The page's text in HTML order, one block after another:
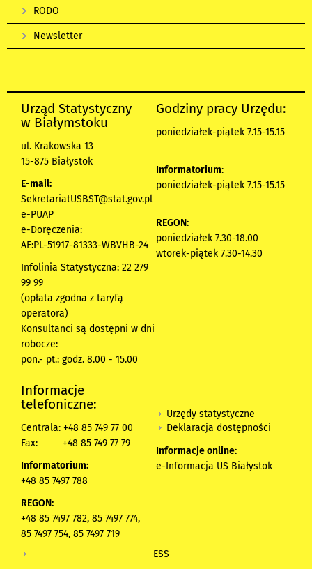
RODO
Newsletter
Urząd Statystyczny
w Białymstoku
ul. Krakowska 13
15-875 Białystok
E-mail:
SekretariatUSBST@stat.gov.pl
e-PUAP
e-Doręczenia:
AE:PL-51917-81333-WBVHB-24
Infolinia Statystyczna: 22 279
99 99
(opłata zgodna z taryfą
operatora)
Konsultanci są dostępni w dni
robocze:
pon.- pt.: godz. 8.00 - 15.00
Godziny pracy Urzędu:
poniedziałek-piątek 7.15-15.15
Informatorium:
poniedziałek-piątek 7.15-15.15
REGON:
poniedziałek 7.30-18.00
wtorek-piątek 7.30-14.30
Informacje
telefoniczne:
Centrala: +48 85 749 77 00
Fax:
+48 85 749 77 79
Informatorium:
+48 85 7497 788
REGON:
+48 85 7497 782, 85 7497 774,
85 7497 754, 85 7497 719
Urzędy statystyczne
Deklaracja dostępności
Informacje online:
e-Informacja US Białystok
ESS